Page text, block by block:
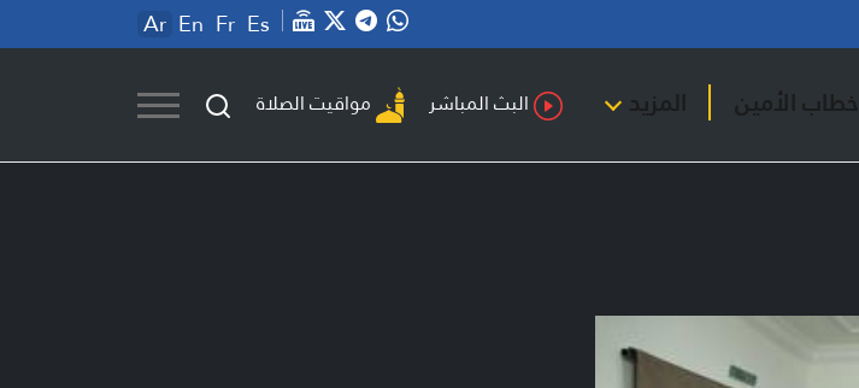
Ar En Fr Es
خطاب الأمين المزيد البث المباشر مواقيت الصلاة